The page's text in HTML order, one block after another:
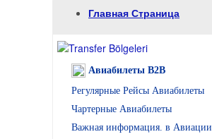
Главная Страница
Авиабилеты B2B
Регулярные Рейсы Авиабилеты
Чартерные Авиабилеты
Важная информация. в Авиации